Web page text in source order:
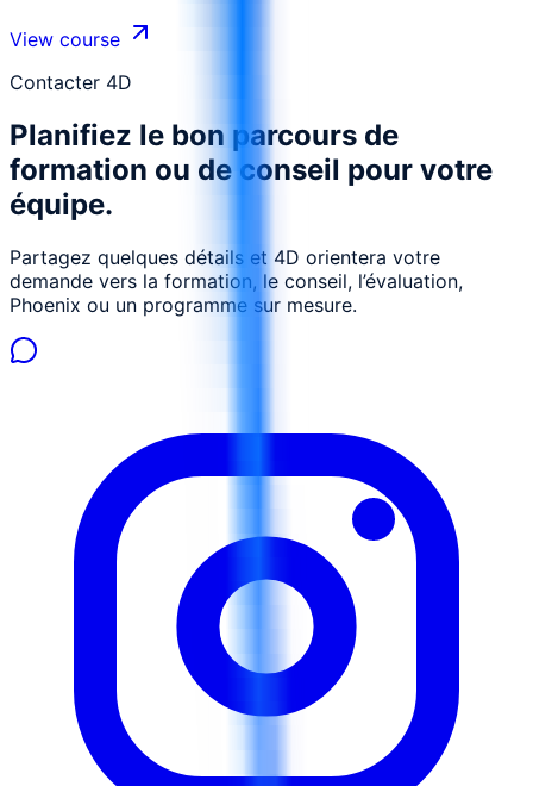
soumissionnaires, évaluer les offres, maintenir la
View course
Contacter 4D
Planifiez le bon parcours de
formation ou de conseil pour votre
équipe.
Partagez quelques détails et 4D orientera votre
demande vers la formation, le conseil, l’évaluation,
Phoenix ou un programme sur mesure.